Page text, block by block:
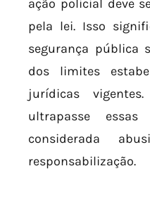
ação policial deve
pela lei. Isso
segurança pública
dos limites
jurídicas
ultrapasse
considerada
responsabilização.